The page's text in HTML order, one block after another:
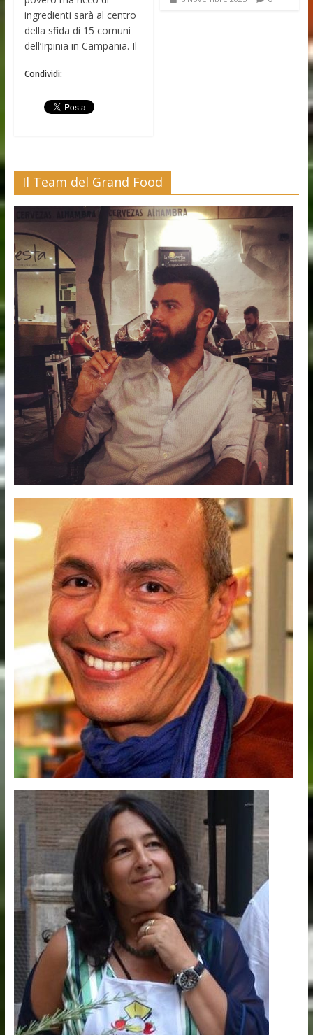
ingredienti sarà al centro
della sfida di 15 comuni
dell’Irpinia in Campania. Il
Condividi:
Il Team del Grand Food